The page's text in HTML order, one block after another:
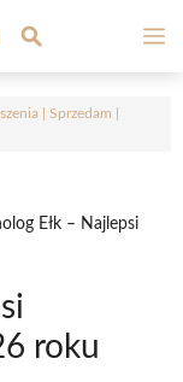
| Sprzedam |
Ełk – Najlepsi
roku